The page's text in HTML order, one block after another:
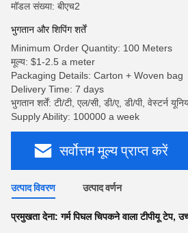
मॉडल संख्या: बीएच2
भुगतान और शिपिंग शर्तें
Minimum Order Quantity: 100 Meters
मूल्य: $1-2.5 a meter
Packaging Details: Carton + Woven bag
Delivery Time: 7 days
भुगतान शर्तें: टी/टी, एल/सी, डी/ए, डी/पी, वेस्टर्न
Supply Ability: 100000 a week
सर्वोत्तम मूल्य प्राप्त करें
उत्पाद विवरण उत्पाद वर्णन
प्रमुखता देना:गर्म पिघल चिपकने वाला टीपीयू टेप,